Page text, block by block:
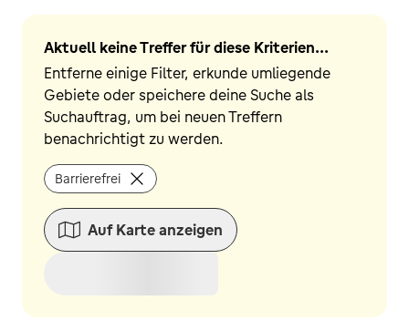
Aktuell keine Treffer für diese Kriterien...
Entferne einige Filter, erkunde umliegende
Gebiete oder speichere deine Suche als
Suchauftrag, um bei neuen Treffern
benachrichtigt zu werden.
Barrierefrei
Auf Karte anzeigen